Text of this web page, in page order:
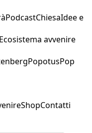
PodcastChiesaIdee e
Ecosistema avvenire
PopotusPop
ShopContatti